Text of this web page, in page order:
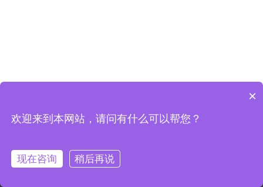
×
欢迎来到本网站，请问有什么可以帮您？
现在咨询 稍后再说